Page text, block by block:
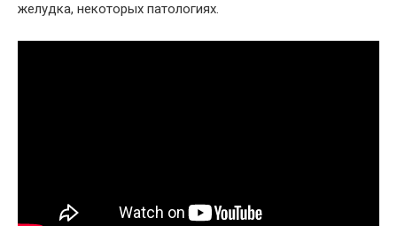
желудка, некоторых патологиях.